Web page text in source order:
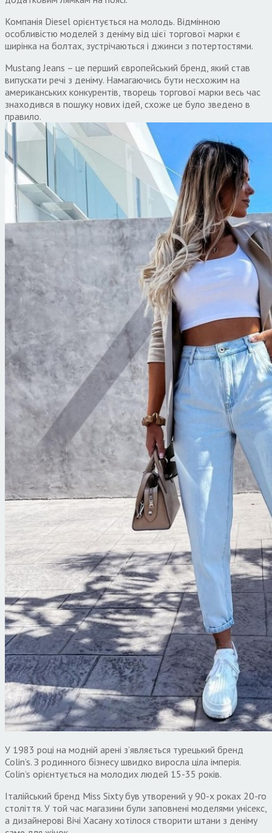
Компанія Diesel орієнтується на молодь. Відмінною
особливістю моделей з деніму від цієї торгової марки є
ширінка на болтах, зустрічаються і джинси з потертостями.
Mustang Jeans – це перший європейський бренд, який став
випускати речі з деніму. Намагаючись бути несхожим на
американських конкурентів, творець торгової марки весь час
знаходився в пошуку нових ідей, схоже це було зведено в
правило.
У 1983 році на модній арені з’являється турецький бренд
Colin’s. З родинного бізнесу швидко виросла ціла імперія.
Colin’s орієнтується на молодих людей 15-35 років.
Італійський бренд Miss Sixty був утворений у 90-х роках 20-го
століття. У той час магазини були заповнені моделями унісекс,
а дизайнерові Вічі Хасану хотілося створити штани з деніму